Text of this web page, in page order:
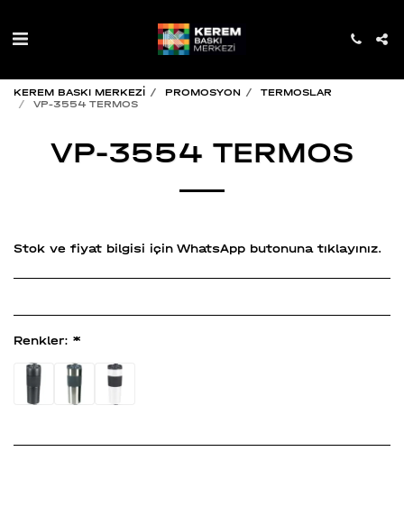
KEREM BASKI MERKEZİ PROMOSYON
TERMOSLAR
VP-3554 TERMOS
VP-3554 TERMOS
Stok ve fiyat bilgisi için WhatsApp butonuna tıklayınız.
Renkler: *